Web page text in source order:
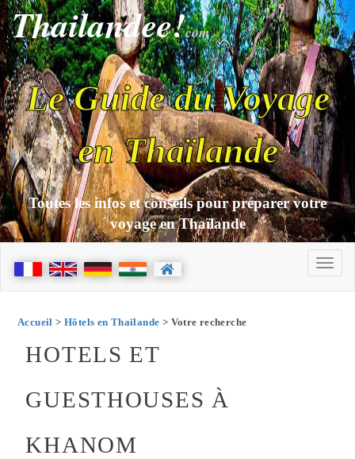
Thailandee!com
Le Guide du Voyage
en Thaïlande
Toutes les infos et conseils pour préparer votre
voyage en Thaïlande
Accueil > Hôtels en Thaïlande > Votre recherche
HOTELS ET
GUESTHOUSES À
KHANOM